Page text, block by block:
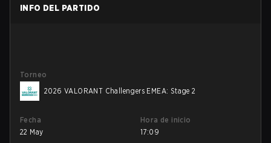
INFO DEL PARTIDO
Torneo
2026 VALORANT Challengers EMEA: Stage 2
Fecha
22 May
Hora de inicio
17:09